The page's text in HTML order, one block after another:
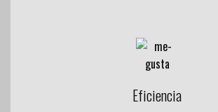
Eficiencia